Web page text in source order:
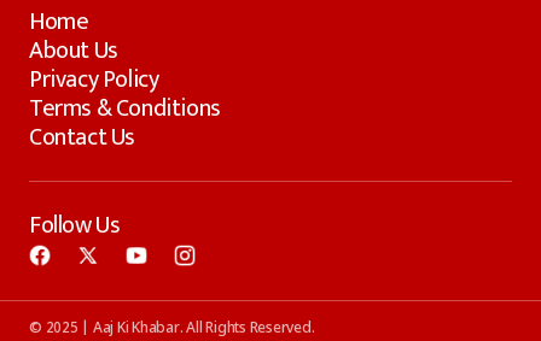
Home
About Us
Privacy Policy
Terms & Conditions
Contact Us
Follow Us
© 2025 | Aaj Ki Khabar. All Rights Reserved.